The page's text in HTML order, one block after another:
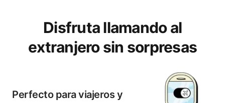
Disfruta llamando al
extranjero sin sorpresas
Perfecto para viajeros y